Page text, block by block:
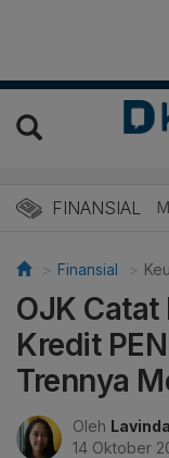
FINANSIAL
Finansial
OJK
Kredit
Trennya
Oleh Lavinda
14 Oktober